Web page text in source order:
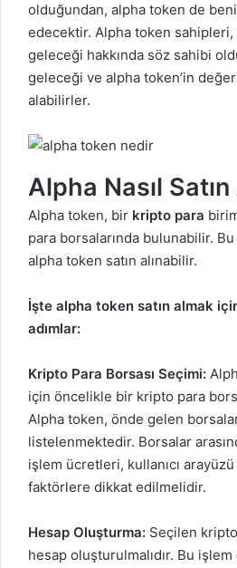
olduğundan, alpha token de
edecektir. Alpha token sahipleri,
geleceği hakkında söz sahibi
geleceği ve alpha token’in
alabilirler.
Alpha Nasıl Satın
Alpha token, bir kripto para
para borsalarında bulunabilir. Bu
alpha token satın alınabilir.
İşte alpha token satın almak
adımlar:
Kripto Para Borsası Seçimi:
için öncelikle bir kripto para
Alpha token, önde gelen
listelenmektedir. Borsalar
işlem ücretleri, kullanıcı
faktörlere dikkat edilmelidir.
Hesap Oluşturma: Seçilen
hesap oluşturulmalıdır. Bu